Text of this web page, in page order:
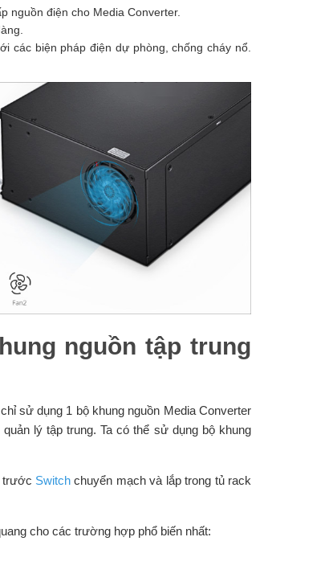
nguồn điện cho Media Converter.
các biện pháp điện dự phòng, chống cháy nổ.
nguồn tập trung
sử dụng 1 bộ khung nguồn Media Converter
lý tập trung. Ta có thể sử dụng bộ khung
trước Switchchuyển mạch và lắp trong tủ rack
cho các trường hợp phổ biến nhất: